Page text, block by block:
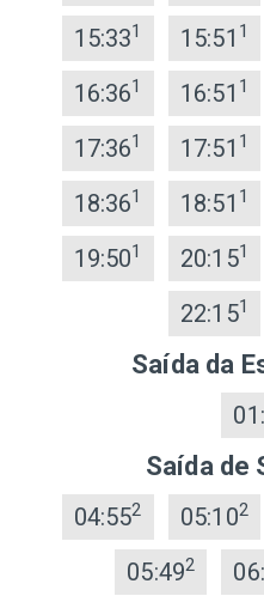
15:331 15:51 1
16:361 16:51 1
17:361 17:51 1
18:361 18:51 1
19:501 20:151
22:151
Saída da
Saída de
04:552 05:102
05:492